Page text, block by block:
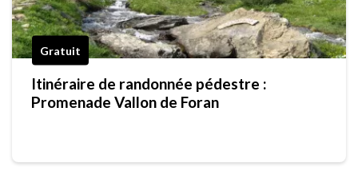
Gratuit
Itinéraire de randonnée pédestre :
Promenade Vallon de Foran